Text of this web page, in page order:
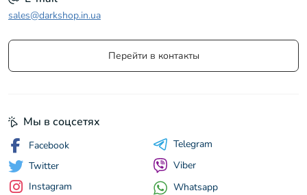
sales@darkshop.in.ua
Перейти в контакты
Мы в соцсетях
Facebook
Twitter
Instagram
Telegram
Viber
Whatsapp